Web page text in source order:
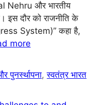
Nehru और भारतीय
इस दौर को राजनीति के
System)” कहा है,
more
पुनर्स्थापना,स्वतंत्र भारत